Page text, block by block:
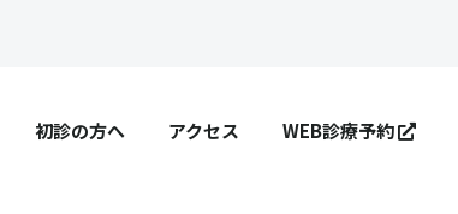
初診の方へ アクセス WEB診療予約